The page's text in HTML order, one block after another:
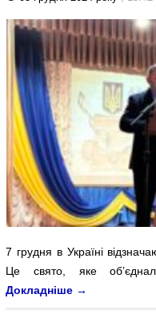
7 грудня в Україні
Це свято, яке
Докладніше →